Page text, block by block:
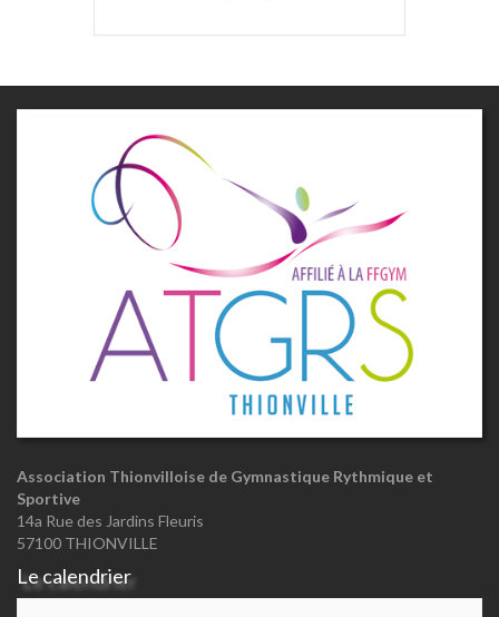
Association Thionvilloise de Gymnastique Rythmique et
Sportive
14a Rue des Jardins Fleuris
57100 THIONVILLE
Le calendrier